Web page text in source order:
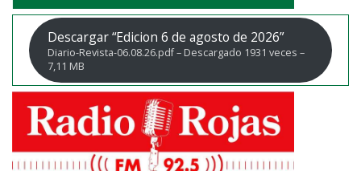
Descargar “Edicion 6 de agosto de 2026”
Diario-Revista-06.08.26.pdf – Descargado 1931 veces –
7,11 MB